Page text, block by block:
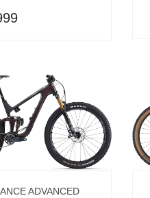
ADVANCED